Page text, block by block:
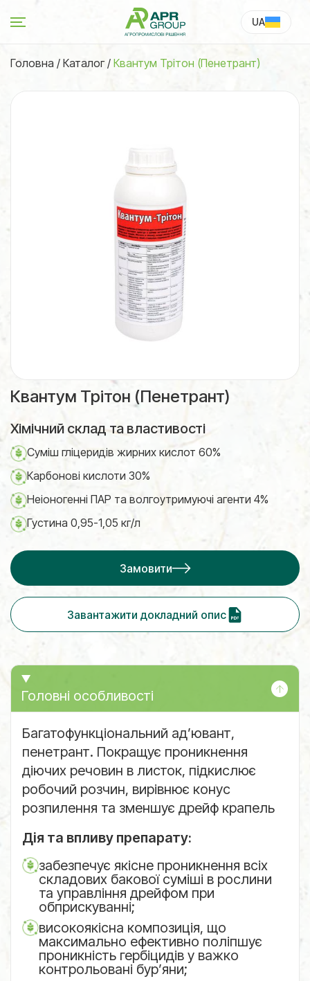
UA
Головна / Каталог/ Квантум Трітон (Пенетрант)
Квантум Трітон (Пенетрант)
Хімічний склад та властивості
Суміш гліцеридів жирних кислот 60%
Карбонові кислоти 30%
Неіоногенні ПАР та волгоутримуючі агенти 4%
Густина 0,95-1,05 кг/л
Замовити
Завантажити докладний опис
Головні особливості
Багатофункціональний ад’ювант,
пенетрант. Покращує проникнення
діючих речовин в листок, підкислює
робочий розчин, вирівнює конус
розпилення та зменшує дрейф крапель
Дія та впливу препарату:
забезпечує якісне проникнення всіх
складових бакової суміші в рослини
та управління дрейфом при
обприскуванні;
високоякісна композиція, що
максимально ефективно поліпшує
проникність гербіцидів у важко
контрольовані бур’яни;